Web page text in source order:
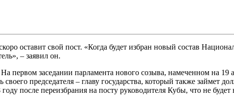
оставит свой пост. «Когда будет избран новый состав
– заявил он.
первом заседании парламента нового созыва, намеченном на 19
председателя – главу государства, который также займет
после переизбрания на посту руководителя Кубы, что не